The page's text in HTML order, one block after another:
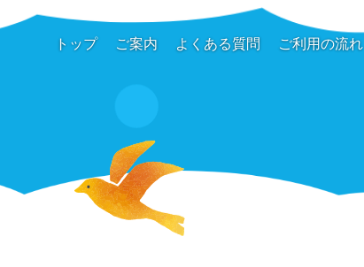
トップ ご案内 よくある質問 ご利用の流れ